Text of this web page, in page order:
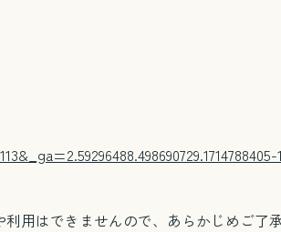
はできませんので、あらかじめご了承